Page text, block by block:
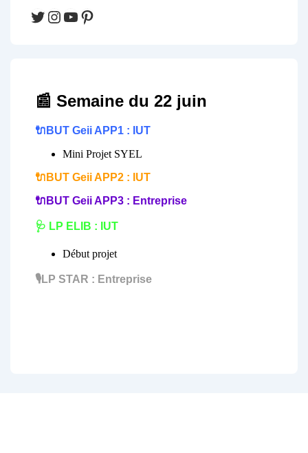
Twitter
Instagram
YouTube
Pinterest